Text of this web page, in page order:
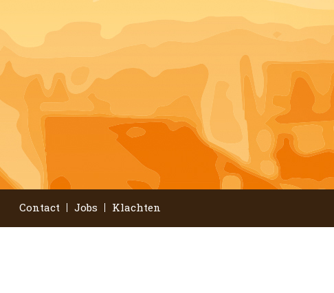
Contact Jobs Klachten